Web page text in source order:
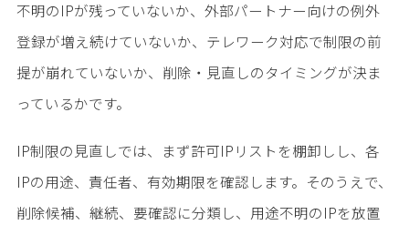
不明のIPが残っていないか、外部パートナー向けの例外
登録が増え続けていないか、テレワーク対応で制限の前
提が崩れていないか、削除・見直しのタイミングが決ま
っているかです。
IP制限の見直しでは、まず許可IPリストを棚卸しし、各
IPの用途、責任者、有効期限を確認します。そのうえで、
削除候補、継続、要確認に分類し、用途不明のIPを放置